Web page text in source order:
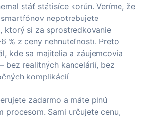
stáť státisíce korún. Veríme, že
nepotrebujete
ktorý si za sprostredkovanie
% z ceny nehnuteľnosti. Preto
kde sa majitelia a záujemcovia
bez realitných kancelárií, bez
komplikácií.
zadarmo a máte plnú
procesom. Sami určujete cenu,